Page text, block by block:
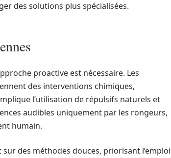
des solutions plus spécialisées.
proactive est nécessaire. Les
des interventions chimiques,
l’utilisation de répulsifs naturels et
audibles uniquement par les rongeurs,
humain.
sur des méthodes douces, priorisant l’emploi